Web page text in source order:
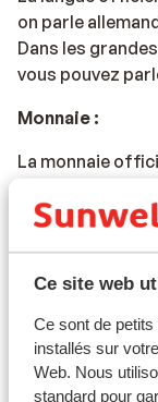
Ce site web
Ce sont de
installés sur
Web. Nous
standard pour
on parle
Dans les
vous pouvez
Monnaie :
La monnaie
les restaurants
Voltage et
Le voltage et la
qu’en France
Documents de